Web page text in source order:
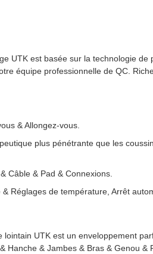
UTK est basée sur la technologie
équipe professionnelle de QC.
& Allongez-vous.
plus pénétrante que les
Câble & Pad & Connexions.
Réglages de température, Arrêt
UTK est un enveloppement
& Jambes & Bras & Genou